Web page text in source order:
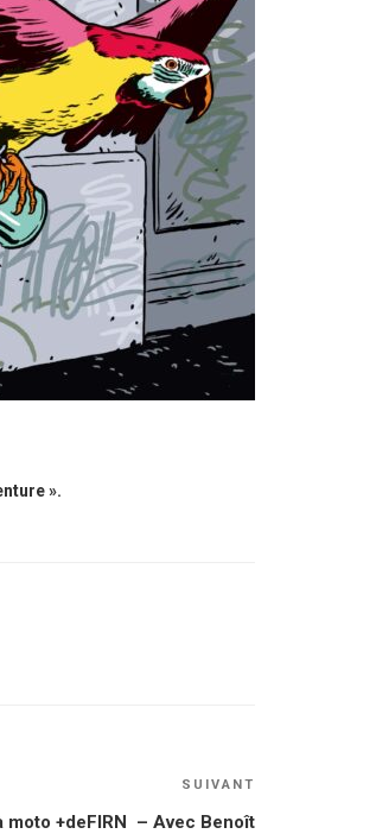
».
SUIVANT
moto +deFIRN – Avec Benoît